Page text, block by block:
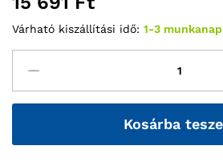
Várható kiszállítási idő: 1-3 munkanap
Kosárba